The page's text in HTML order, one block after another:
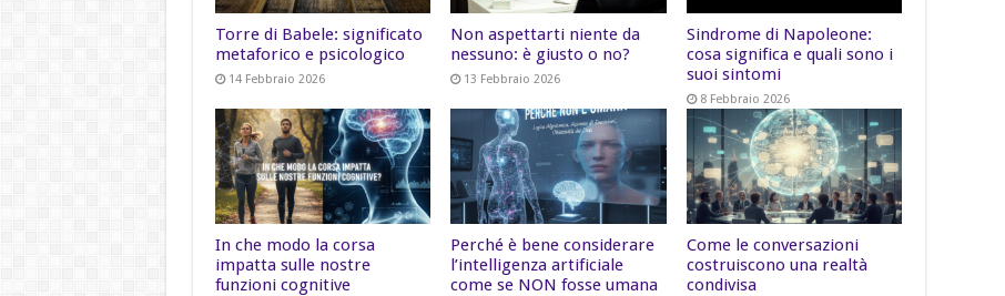
Torre di Babele: significato
metaforico e psicologico
14 Febbraio 2026
Non aspettarti niente da
nessuno: è giusto o no?
13 Febbraio 2026
Sindrome di Napoleone:
cosa significa e quali sono i
suoi sintomi
8 Febbraio 2026
In che modo la corsa
impatta sulle nostre
funzioni cognitive
Perché è bene considerare
l’intelligenza artificiale
come se NON fosse umana
Come le conversazioni
costruiscono una realtà
condivisa